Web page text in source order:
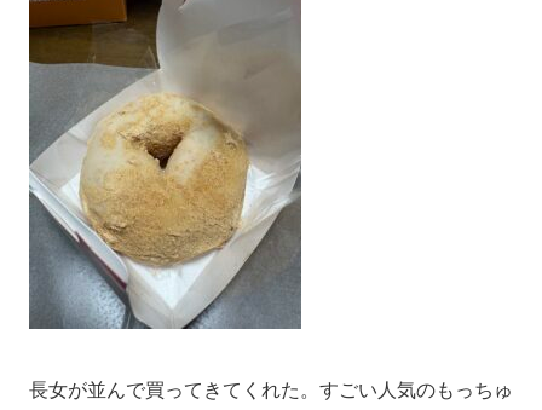
長女が並んで買ってきてくれた。すごい人気のもっちゅ